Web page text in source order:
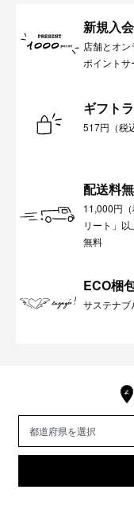
新規入
店舗とオ
ポイントサ
ギフト
517円（税
配送料
11,000円
リート」
無料
ECO梱
サステナブ